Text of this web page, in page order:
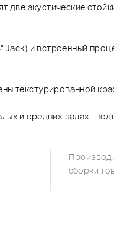
две акустические
и встроенный
текстурированной
и средних залах.
сборки